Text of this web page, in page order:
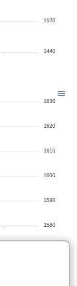
1520
1440
1630
1620
1610
1600
1590
1580